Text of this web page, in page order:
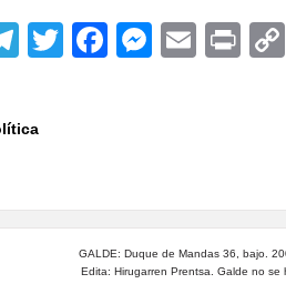
Telegram
Twitter
Facebook
Email
GALDE: Duque de Mandas 36, bajo.
Edita: Hirugarren Prentsa. Galde no